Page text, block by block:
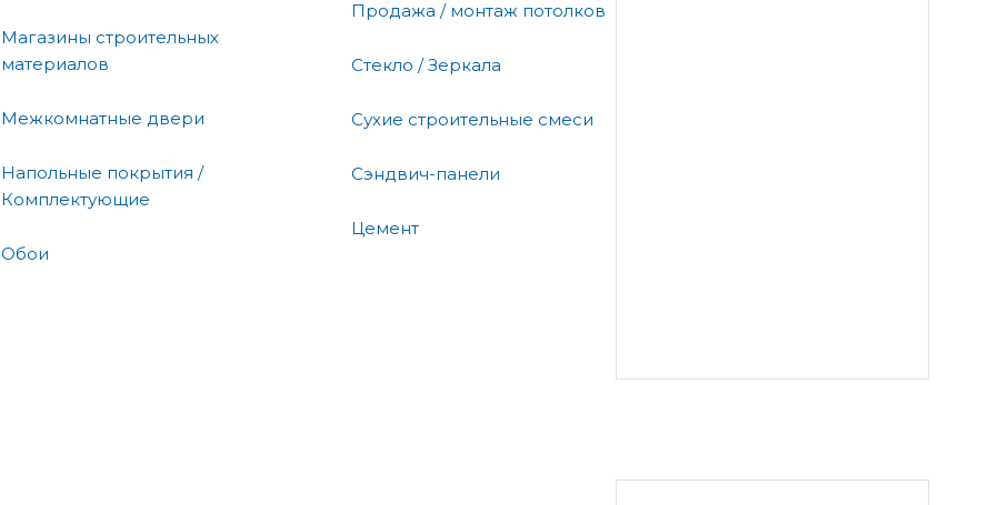
Магазины строительных
материалов
Межкомнатные двери
Напольные покрытия /
Комплектующие
Обои
Продажа / монтаж потолков
Стекло / Зеркала
Сухие строительные смеси
Сэндвич-панели
Цемент